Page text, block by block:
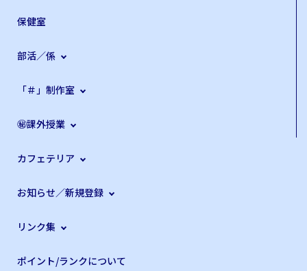
保健室
部活／係
「＃」制作室
㊙課外授業
カフェテリア
お知らせ／新規登録
リンク集
ポイント/ランクについて